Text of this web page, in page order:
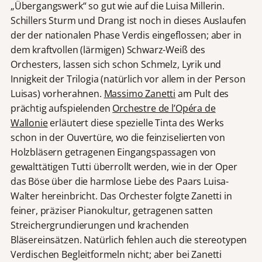
„Übergangswerk“ so gut wie auf die Luisa Millerin.
Schillers Sturm und Drang ist noch in dieses Auslaufen
der der nationalen Phase Verdis eingeflossen; aber in
dem kraftvollen (lärmigen) Schwarz-Weiß des
Orchesters, lassen sich schon Schmelz, Lyrik und
Innigkeit der Trilogia (natürlich vor allem in der Person
Luisas) vorherahnen. Massimo Zanetti am Pult des
prächtig aufspielenden Orchestre de l’Opéra de
Wallonieerläutert diese spezielle Tinta des Werks
schon in der Ouvertüre, wo die feinziselierten von
Holzbläsern getragenen Eingangspassagen von
gewalttätigen Tutti überrollt werden, wie in der Oper
das Böse über die harmlose Liebe des Paars Luisa-
Walter hereinbricht. Das Orchester folgte Zanetti in
feiner, präziser Pianokultur, getragenen satten
Streichergrundierungen und krachenden
Bläsereinsätzen. Natürlich fehlen auch die stereotypen
Verdischen Begleitformeln nicht; aber bei Zanetti